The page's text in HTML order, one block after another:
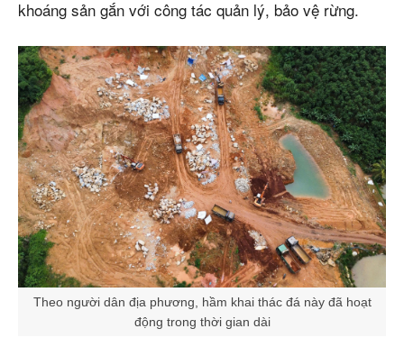
khoáng sản gắn với công tác quản lý, bảo vệ rừng.
Theo người dân địa phương, hầm khai thác đá này đã hoạt
động trong thời gian dài